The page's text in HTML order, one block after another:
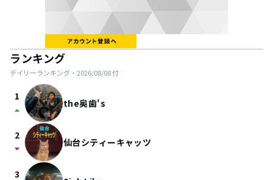
ランキング
デイリーランキング・ 2026/08/08付
1
arrow_drop_up the奥歯's
2
arrow_drop_down 仙台シティーキャッツ
3